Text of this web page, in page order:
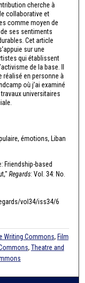
cherche à
collaborative et
comme moyen de
ses sentiments
Cet article
sur une
qui établissent
de la base. Il
réalisé en personne à
où j’ai examiné
universitaires
émotions, Liban
Friendship-based
Regards: Vol. 34: No.
vol34/iss34/6
Writing Commons, Film
, Theatre and